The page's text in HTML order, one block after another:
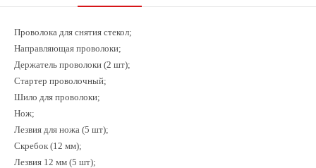
Проволока для снятия стекол;
Направляющая проволоки;
Держатель проволоки (2 шт);
Стартер проволочный;
Шило для проволоки;
Нож;
Лезвия для ножа (5 шт);
Скребок (12 мм);
Лезвия 12 мм (5 шт);